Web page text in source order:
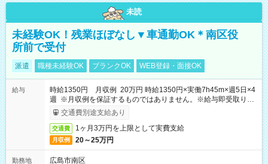
未読
未経験OK！残業ほぼなし▼車通勤OK＊南区役
所前で受付
派遣 職種未経験OK ブランクOK WEB登録・面接OK
給与
時給1350円 月収例 20万円 時給1350円×実働7h45m×週5日×4
週 ※月収例を保証するものではありません。※給与即受取りサ
ービス利用可（利用条件有）
交通費別途支給あり
交通費 1ヶ月3万円を上限として実費支給
月収例 20～25万円
勤務地
広島市南区